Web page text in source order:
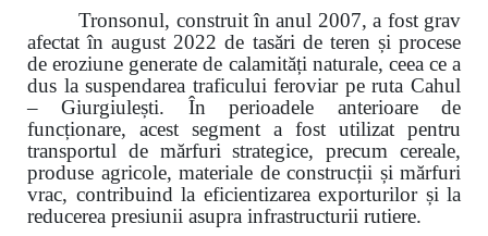
Tronsonul, construit în anul 2007, a fost grav
afectat în august 2022 de tasări de teren și procese
de eroziune generate de calamități naturale, ceea ce a
dus la suspendarea traficului feroviar pe ruta Cahul
– Giurgiulești. În perioadele anterioare de
funcționare, acest segment a fost utilizat pentru
transportul de mărfuri strategice, precum cereale,
produse agricole, materiale de construcții și mărfuri
vrac, contribuind la eficientizarea exporturilor și la
reducerea presiunii asupra infrastructurii rutiere.